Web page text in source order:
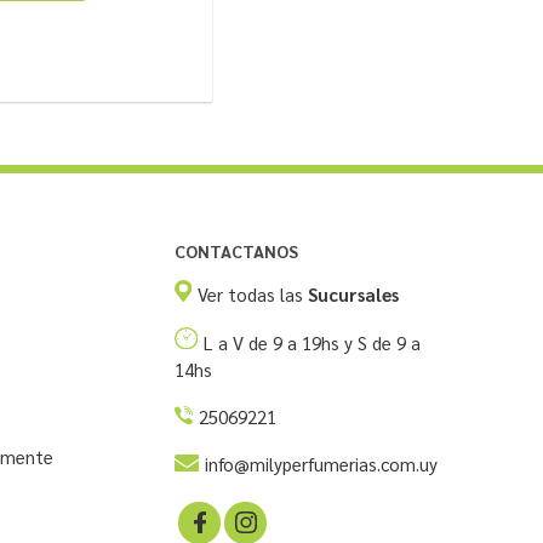
CONTACTANOS
Ver todas las Sucursales
L a V de 9 a 19hs y S de 9 a
14hs
25069221
info@milyperfumerias.com.uy